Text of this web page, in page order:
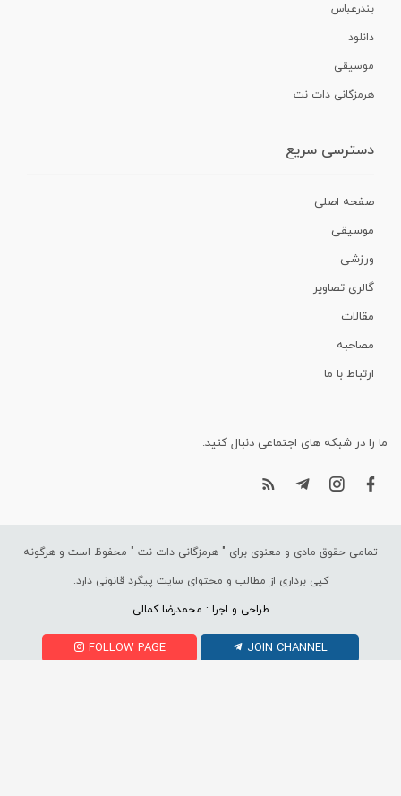
بندرعباس
دانلود
موسیقی
هرمزگانی دات نت
دسترسی سریع
صفحه اصلی
موسیقی
ورزشی
گالری تصاویر
مقالات
مصاحبه
ارتباط با ما
ما را در شبکه های اجتماعی دنبال کنید.
تمامی حقوق مادی و معنوی برای " هرمزگانی دات نت " محفوظ است و هرگونه
کپی برداری از مطالب و محتوای سایت پیگرد قانونی دارد.
طراحی و اجرا : محمدرضا کمالی
FOLLOW PAGE JOIN CHANNEL